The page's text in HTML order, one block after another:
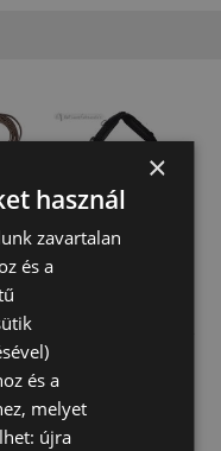
×
használ
zavartalan
és a
és a
melyet
újra